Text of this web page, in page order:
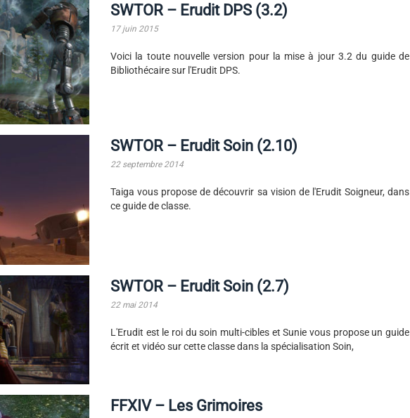
SWTOR – Erudit DPS (3.2)
17 juin 2015
Voici la toute nouvelle version pour la mise à jour 3.2 du guide de
Bibliothécaire sur l'Erudit DPS.
SWTOR – Erudit Soin (2.10)
22 septembre 2014
Taiga vous propose de découvrir sa vision de l'Erudit Soigneur, dans
ce guide de classe.
SWTOR – Erudit Soin (2.7)
22 mai 2014
L'Erudit est le roi du soin multi-cibles et Sunie vous propose un guide
écrit et vidéo sur cette classe dans la spécialisation Soin,
FFXIV – Les Grimoires